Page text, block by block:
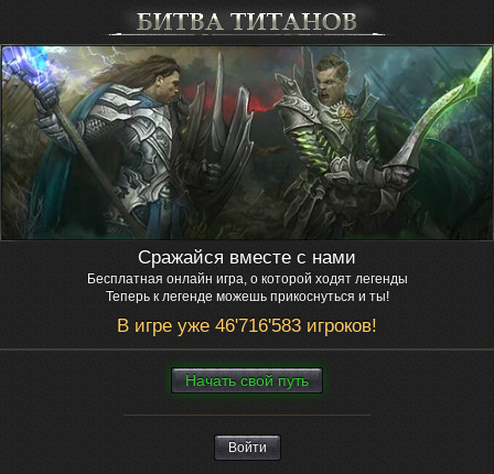
Сражайся вместе с нами
Бесплатная онлайн игра, о которой ходят легенды
Теперь к легенде можешь прикоснуться и ты!
В игре уже 46'716'583 игроков!
Нaчaть свой путь
Войти